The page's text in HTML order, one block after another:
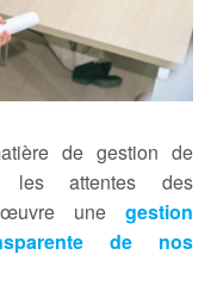
de gestion de
les attentes des
une gestion
de nos